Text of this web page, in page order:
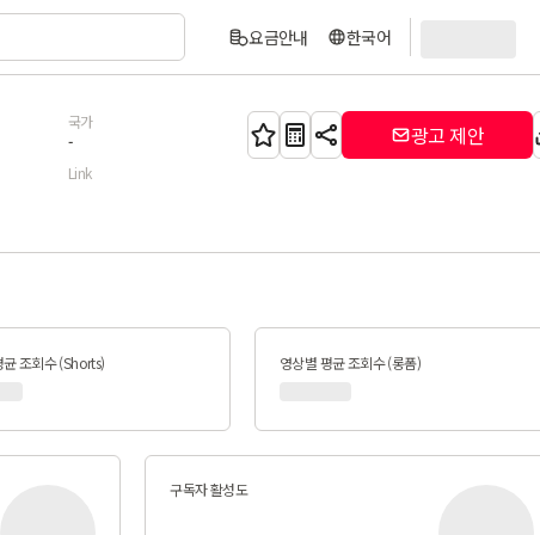
요금안내 한국어
국가
-
Link
광고 제안
균 조회수 (Shorts) 영상별 평균 조회수 (롱폼)
구독자 활성도